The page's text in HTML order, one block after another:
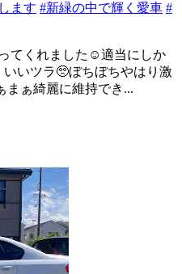
ます #新緑の中で輝く愛車 #
てくれました☺適当にしか
いツラ🥺ぼちぼちやはり激
まぁ綺麗に維持でき...